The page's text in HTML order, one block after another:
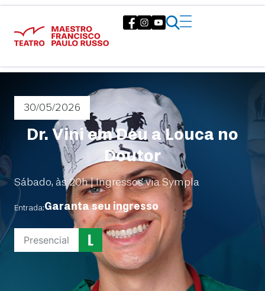
30/05/2026
Dr. Vini em Deu a Louca no
Doutor
Sábado, às 20h | Ingressos via Sympla
Entrada:Garanta seu ingresso
Presencial